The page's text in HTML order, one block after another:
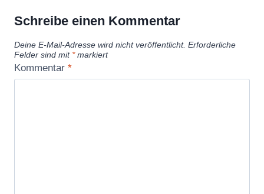
Schreibe einen Kommentar
Deine E-Mail-Adresse wird nicht veröffentlicht. Erforderliche
Felder sind mit *markiert
Kommentar *